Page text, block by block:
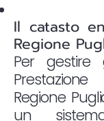
Il catasto
Regione
Per gestire
Regione
un